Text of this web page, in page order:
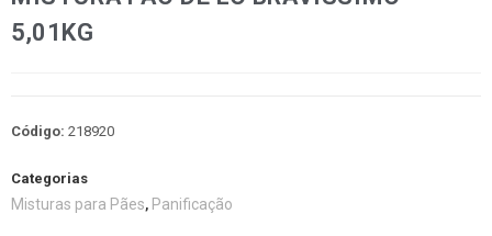
5,01KG
Código: 218920
Categorias
Misturas para Pães, Panificação